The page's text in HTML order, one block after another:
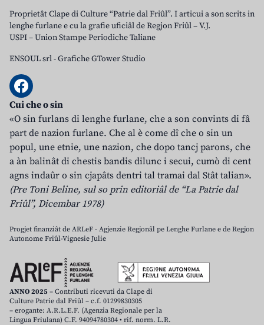
Proprietât Clape di Culture “Patrie dal Friûl”. I articui a son scrits in
lenghe furlane e cu la grafie uficiâl de Regjon Friûl – V.J.
USPI – Union Stampe Periodiche Taliane
ENSOUL srl-Grafiche GTower Studio
Cui che o sin
«O sin furlans di lenghe furlane, che a son convints di fâ
part de nazion furlane. Che al è come dî che o sin un
popul, une etnie, une nazion, che dopo tancj parons, che
a àn balinât di chestis bandis dilunc i secui, cumò di cent
agns indaûr o sin cjapâts dentri tal tramai dal Stât talian».
(Pre Toni Beline, sul so prin editoriâl de “La Patrie dal
Friûl”, Dicembar 1978)
Progjet finanziât de ARLeF - Agjenzie Regjonâl pe Lenghe Furlane e de Regjon
Autonome Friûl-Vignesie Julie
ANNO 2025 – Contributi ricevuti da Clape di
Culture Patrie dal Friûl – c.f. 01299830305
– erogante: A.R.L.E.F. (Agenzia Regionale per la
Lingua Friulana) C.F. 94094780304 • rif. norm. L.R.